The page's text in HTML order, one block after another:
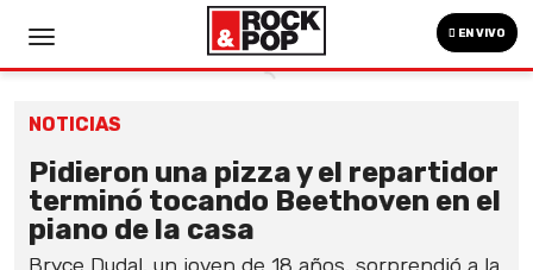
EN VIVO
NOTICIAS
Pidieron una pizza y el repartidor
terminó tocando Beethoven en el
piano de la casa
Bryce Dudal, un joven de 18 años, sorprendió a la